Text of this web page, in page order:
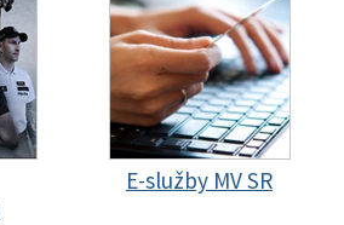
E-služby MV SR